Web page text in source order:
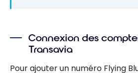
Connexion des
Transavia
Pour ajouter un numéro Flying